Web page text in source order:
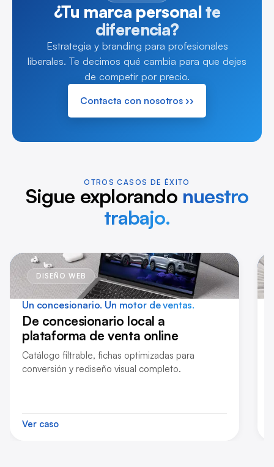
¿Tu marca personalte
diferencia?
Estrategia y branding para profesionales
liberales. Te decimos qué cambia para que dejes
de competir por precio.
Contacta con nosotros ››
OTROS CASOS DE ÉXITO
Sigue explorando nuestro
trabajo.
DISEÑO WEB
Un concesionario. Un motor de ventas.
De concesionario local a
plataforma de venta online
Catálogo filtrable, fichas optimizadas para
conversión y rediseño visual completo.
Ver caso